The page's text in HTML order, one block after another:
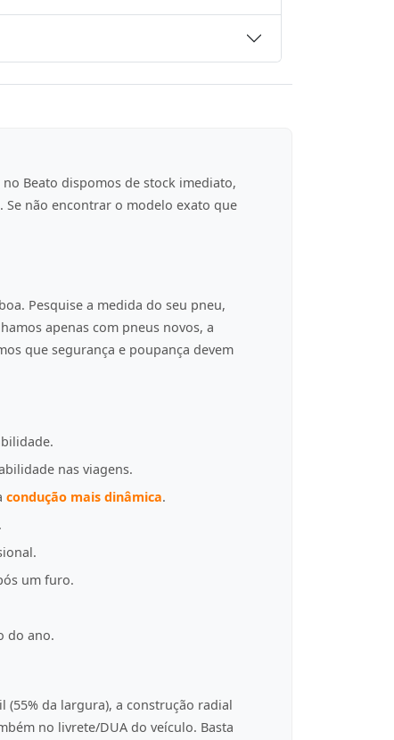
Beato dispomos de stock imediato,
não encontrar o modelo exato que
Pesquise a medida do seu pneu,
apenas com pneus novos, a
que segurança e poupança devem
nas viagens.
condução mais dinâmica.
um furo.
do ano.
(55% da largura), a construção radial
no livrete/DUA do veículo. Basta